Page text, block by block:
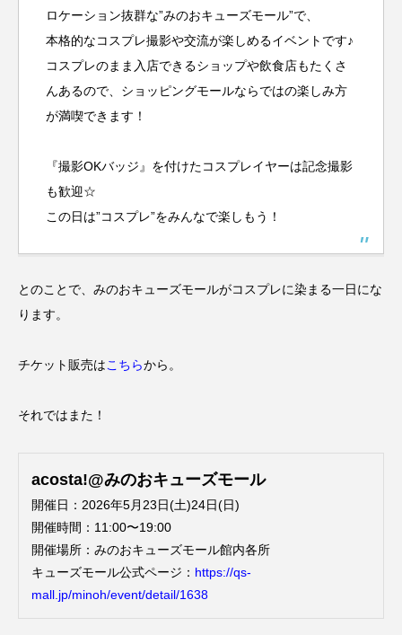
ロケーション抜群な”みのおキューズモール”で、
本格的なコスプレ撮影や交流が楽しめるイベントです♪
コスプレのまま入店できるショップや飲食店もたくさ
んあるので、ショッピングモールならではの楽しみ方
が満喫できます！
『撮影OKバッジ』を付けたコスプレイヤーは記念撮影
も歓迎☆
この日は”コスプレ”をみんなで楽しもう！
とのことで、みのおキューズモールがコスプレに染まる一日にな
ります。
チケット販売はこちらから。
それではまた！
acosta!@みのおキューズモール
開催日：2026年5月23日(土)24日(日)
開催時間：11:00〜19:00
開催場所：みのおキューズモール館内各所
キューズモール公式ページ： https://qs-
mall.jp/minoh/event/detail/1638